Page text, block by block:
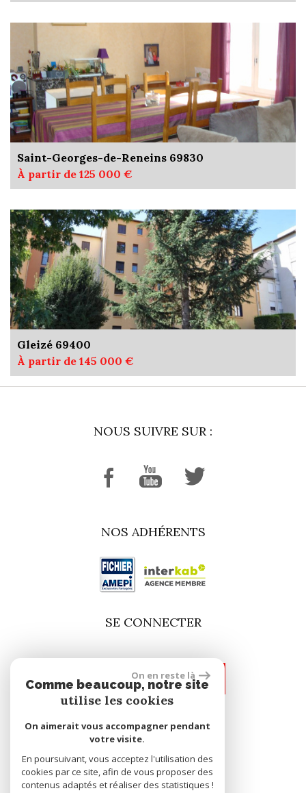
Saint-Georges-de-Reneins 69830
À partir de 125 000 €
Gleizé 69400
À partir de 145 000 €
NOUS SUIVRE SUR :
NOS ADHÉRENTS
SE CONNECTER
espace propriétaire
site réalisé par
On en reste là
Comme beaucoup, notre site
utilise les cookies
On aimerait vous accompagner pendant
votre visite.
En poursuivant, vous acceptez l'utilisation des
cookies par ce site, afin de vous proposer des
contenus adaptés et réaliser des statistiques !